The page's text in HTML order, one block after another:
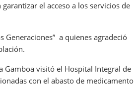
el acceso a los servicios de
Generaciones” a quienes agradeció
Gamboa visitó el Hospital Integral de
con el abasto de medicamento